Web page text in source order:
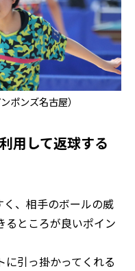
ポンズ名古屋）
用して返球する
く、相手のボールの威
るところが良いポイン
に引っ掛かってくれる